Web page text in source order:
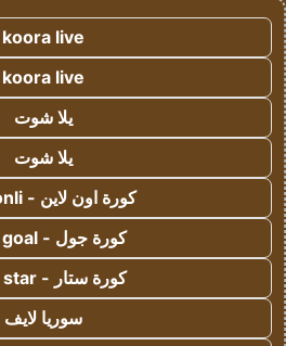
koora live
koora live
يلا شوت
يلا شوت
كورة اون لاين - kora onli
كورة جول - kora goal
كورة ستار - kora star
سوريا لايف